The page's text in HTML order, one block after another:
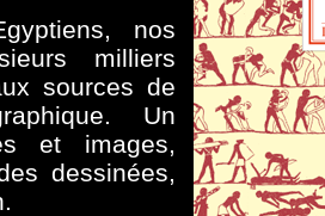
nos
milliers
sources de
Un
et images,
dessinées,